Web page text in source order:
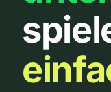
Urbanlist